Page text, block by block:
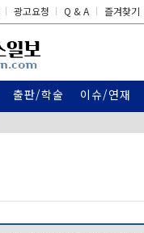
광고요청 Q & A 즐겨찾기
출판/학술 이슈/연재